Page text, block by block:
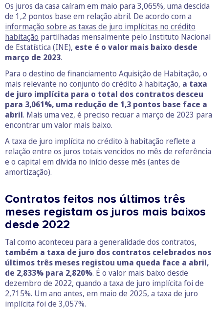
Os juros da casa caíram em maio para 3,065%, uma descida
de 1,2 pontos base em relação abril. De acordo com a
informação sobre as taxas de juro implícitas no crédito
habitação partilhadas mensalmente pelo Instituto Nacional
de Estatística (INE), este é o valor mais baixo desde
março de 2023.
Para o destino de financiamento Aquisição de Habitação, o
mais relevante no conjunto do crédito à habitação, a taxa
de juro implícita para o total dos contratos desceu
para 3,061%, uma redução de 1,3 pontos base face a
abril. Mais uma vez, é preciso recuar a março de 2023 para
encontrar um valor mais baixo.
A taxa de juro implícita no crédito à habitação reflete a
relação entre os juros totais vencidos no mês de referência
e o capital em dívida no início desse mês (antes de
amortização).
Contratos feitos nos últimos três
meses registam os juros mais baixos
desde 2022
Tal como aconteceu para a generalidade dos contratos,
também a taxa de juro dos contratos celebrados nos
últimos três meses registou uma queda face a abril,
de 2,833% para 2,820%. É o valor mais baixo desde
dezembro de 2022, quando a taxa de juro implícita foi de
2,715%. Um ano antes, em maio de 2025, a taxa de juro
implícita foi de 3,057%.